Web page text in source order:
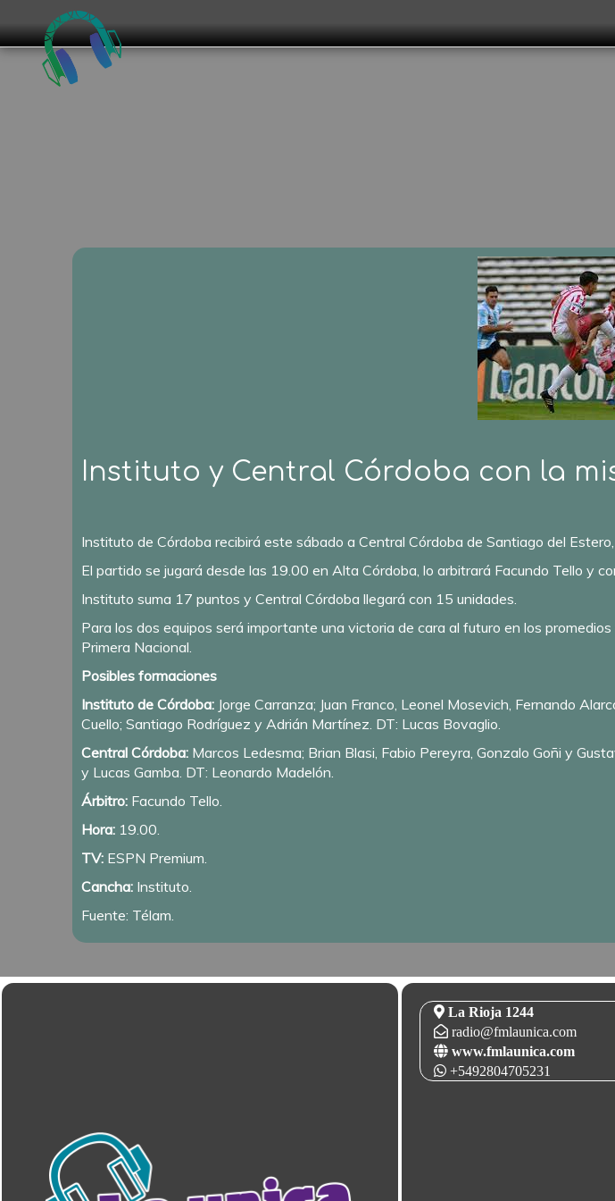
Instituto y Central Córdoba con la
Instituto de Córdoba recibirá este sábado a Central Córdoba de Santiago del
El partido se jugará desde las 19.00 en Alta Córdoba, lo arbitrará Facundo Tello y
Instituto suma 17 puntos y Central Córdoba llegará con 15 unidades.
Para los dos equipos será importante una victoria de cara al futuro en los
Primera Nacional.
Posibles formaciones
Instituto de Córdoba: Jorge Carranza; Juan Franco, Leonel Mosevich, Fernando
Cuello; Santiago Rodríguez y Adrián Martínez. DT: Lucas Bovaglio.
Central Córdoba: Marcos Ledesma; Brian Blasi, Fabio Pereyra, Gonzalo Goñi y
y Lucas Gamba. DT: Leonardo Madelón.
Árbitro: Facundo Tello.
Hora: 19.00.
TV: ESPN Premium.
Cancha: Instituto.
Fuente: Télam.
La Rioja 1244
radio@fmlaunica.com
www.fmlaunica.com
+5492804705231